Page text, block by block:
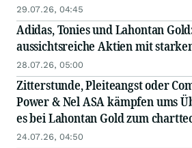
29.07.26, 04:45
Adidas, Tonies und Lahontan
aussichtsreiche Aktien mit
28.07.26, 05:00
Zitterstunde, Pleiteangst oder
Power & Nel ASA kämpfen ums
es bei Lahontan Gold zum
Ausbruch?
24.07.26, 04:50